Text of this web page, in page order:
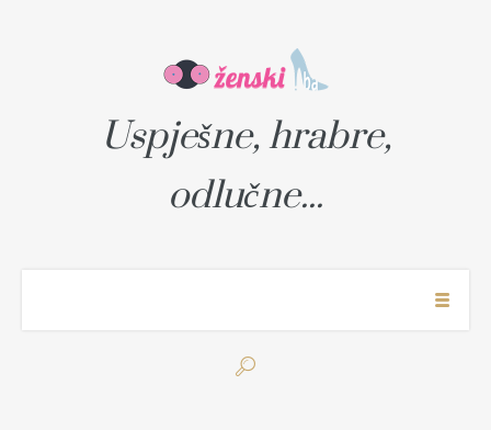
Uspješne, hrabre,
odlučne...